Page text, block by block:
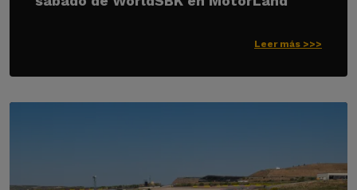
Leer más >>>